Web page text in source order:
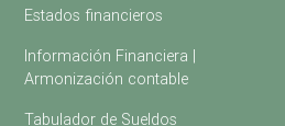
Estados financieros
Información Financiera |
Armonización contable
Tabulador de Sueldos